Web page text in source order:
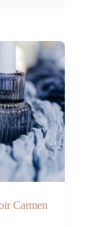
Carmen